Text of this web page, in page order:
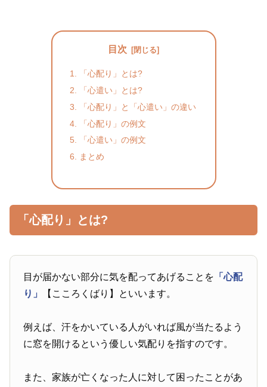
目次
「心配り」とは?
「心遣い」とは?
「心配り」と「心遣い」の違い
「心配り」の例文
「心遣い」の例文
まとめ
「心配り」とは?
目が届かない部分に気を配ってあげることを 「心配
り」
【こころくばり】といいます。
例えば、汗をかいている人がいれば風が当たるよう
に窓を開けるという優しい気配りを指すのです。
また、家族が亡くなった人に対して困ったことがあ